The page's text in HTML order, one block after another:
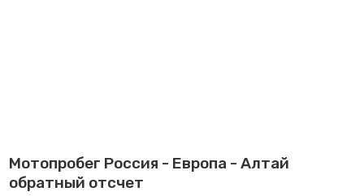
Мотопробег Россия - Европа - Алтай
обратный отсчет